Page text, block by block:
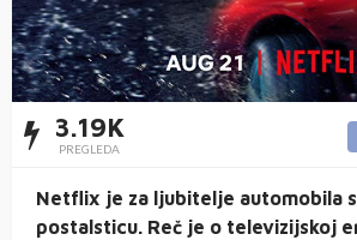
3.19K
PREGLEDA
Netflix je za ljubitelje automobila
postalsticu. Reč je o televizijskoj